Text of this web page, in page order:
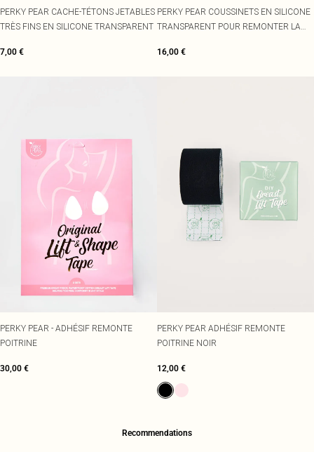
PERKY PEAR CACHE-TÉTONS JETABLES
TRÈS FINS EN SILICONE TRANSPARENT
7,00 €
PERKY PEAR COUSSINETS EN SILICONE
TRANSPARENT POUR REMONTER LA
16,00 €
PERKY PEAR - ADHÉSIF REMONTE
POITRINE
30,00 €
PERKY PEAR ADHÉSIF REMONTE
POITRINE NOIR
12,00 €
Recommendations